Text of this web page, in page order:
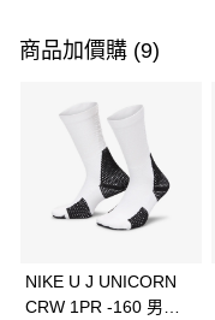
信用卡一次付款
3 期 0 利率 每期
合作金庫商業銀行
華南商業銀行
上海商業儲蓄銀行
Apple Pay
全盈+PAY
商品加價購 (9)
NIKE U J UNICORN
CRW 1PR -160 男女